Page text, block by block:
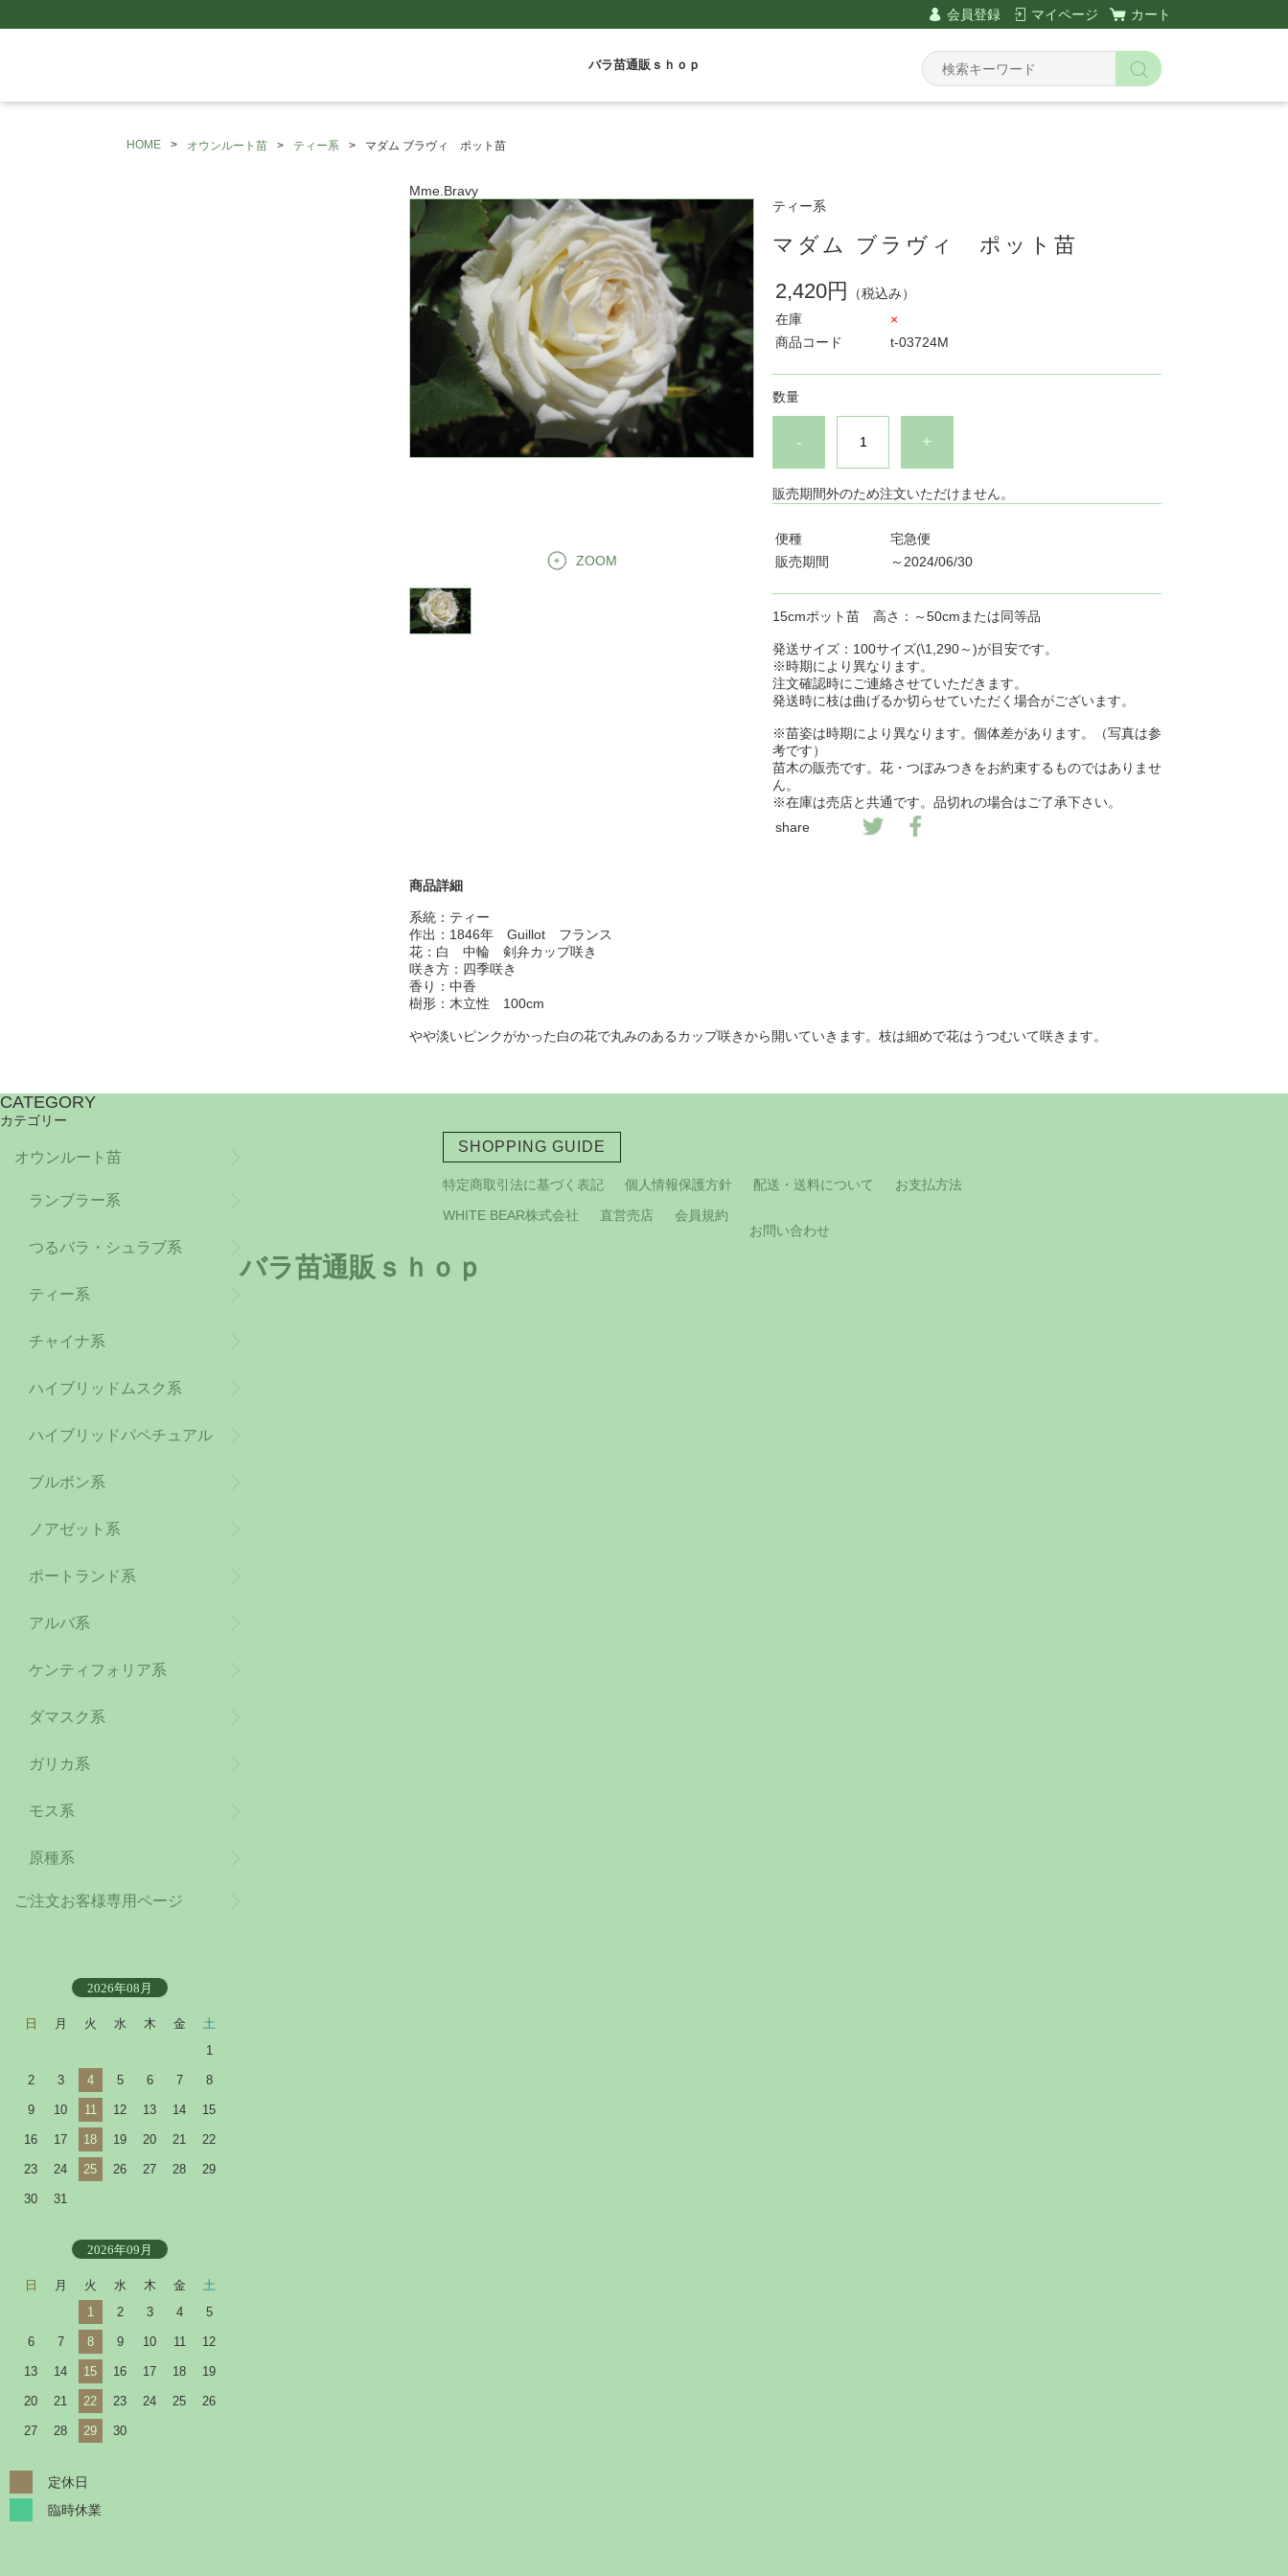
会員登録 マイページ カート
バラ苗通販ｓｈｏｐ
HOME オウンルート苗 ティー系 マダム ブラヴィ ポット苗
Mme.Bravy
ZOOM
ティー系
マダム ブラヴィ ポット苗
2,420円
（税込み）
在庫
×
商品コード
t-03724M
数量
- +
販売期間外のため注文いただけません。
便種
宅急便
販売期間
～2024/06/30
15cmポット苗 高さ：～50cmまたは同等品
発送サイズ：100サイズ(\1,290～)が目安です。
※時期により異なります。
注文確認時にご連絡させていただきます。
発送時に枝は曲げるか切らせていただく場合がございます。
※苗姿は時期により異なります。個体差があります。（写真は参
考です）
苗木の販売です。花・つぼみつきをお約束するものではありませ
ん。
※在庫は売店と共通です。品切れの場合はご了承下さい。
share
商品詳細
系統：ティー
作出：1846年 Guillot フランス
花：白 中輪 剣弁カップ咲き
咲き方：四季咲き
香り：中香
樹形：木立性 100cm
やや淡いピンクがかった白の花で丸みのあるカップ咲きから開いていきます。枝は細めで花はうつむいて咲きます。
CATEGORY
カテゴリー
オウンルート苗
ランブラー系
つるバラ・シュラブ系
ティー系
チャイナ系
ハイブリッドムスク系
ハイブリッドパペチュアル
ブルボン系
ノアゼット系
ポートランド系
アルバ系
ケンティフォリア系
ダマスク系
ガリカ系
モス系
原種系
ご注文お客様専用ページ
2026年08月
日 月 火 水 木 金
土
1
2 3 4 5 6 7 8
9 10 11 12 13 14 15
16 17 18 19 20 21 22
23 24 25 26 27 28 29
30 31
2026年09月
日 月 火 水 木 金
土
1
2 3 4 5
6 7 8 9 10 11 12
13 14 15 16 17 18 19
20 21 22 23 24 25 26
27 28 29 30
定休日
臨時休業
SHOPPING GUIDE
特定商取引法に基づく表記 個人情報保護方針 配送・送料について
お支払方法
WHITE BEAR株式会社
直営売店
会員規約
お問い合わせ
バラ苗通販ｓｈｏｐ